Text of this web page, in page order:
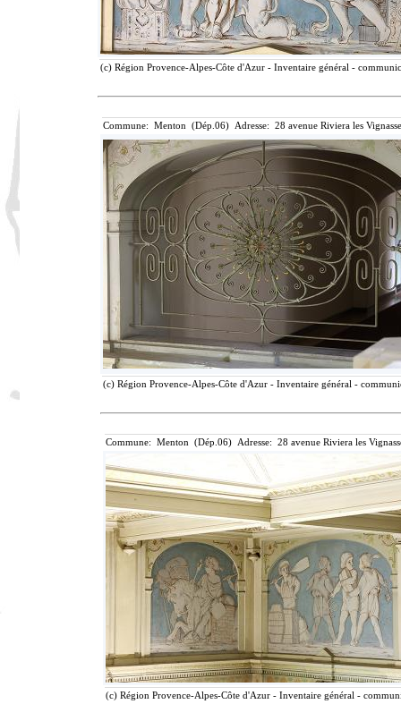
(c) Région Provence-Alpes-Côte d'Azur - Inventaire général -
Commune: Menton (Dép.06) Adresse: 28 avenue Riviera les
(c) Région Provence-Alpes-Côte d'Azur - Inventaire général -
Commune: Menton (Dép.06) Adresse: 28 avenue Riviera les
(c) Région Provence-Alpes-Côte d'Azur - Inventaire général -